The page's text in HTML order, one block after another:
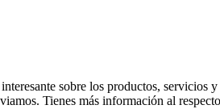
sobre los productos, servicios
Tienes más información al